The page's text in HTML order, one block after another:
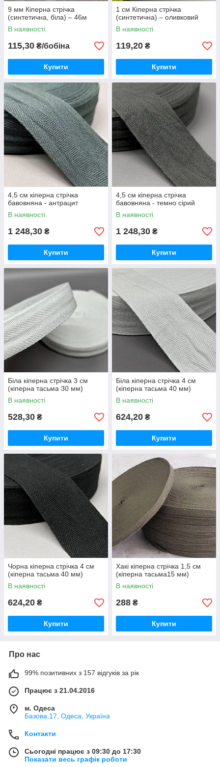
9 мм Кіперна стрічка
(синтетична, біла) – 46м
В наявності
115,30 ₴/бобіна
Купити
1 см Кіперна стрічка
(синтетична) – оливковий
В наявності
119,20 ₴
Купити
4,5 см кіперна стрічка
бавовняна - антрацит
В наявності
1 248,30 ₴
Купити
4,5 см кіперна стрічка
бавовняна - темно сірий
В наявності
1 248,30 ₴
Купити
Біла кіперна стрічка 3 см
(кіперна тасьма 30 мм)
В наявності
528,30 ₴
Купити
Біла кіперна стрічка 4 см
(кіперна тасьма 40 мм)
В наявності
624,20 ₴
Купити
Чорна кіперна стрічка 4 см
(кіперна тасьма 40 мм)
В наявності
624,20 ₴
Купити
Хакі кіперна стрічка 1,5 см
(кіперна тасьма15 мм)
В наявності
288 ₴
Купити
Про нас
99% позитивних з 157 відгуків за рік
Працює з 21.04.2016
м. Одеса
Базова,17, Одеса, Україна
Контакти
Сьогодні працює з 09:30 до 17:30
Показати весь графік роботи